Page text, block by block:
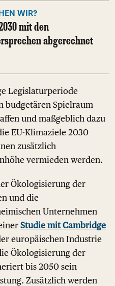
WIR?
mit den
abgerechnet
Legislaturperiode
budgetären Spielraum
und maßgeblich dazu
EU-Klimaziele 2030
zusätzlich
vermieden werden.
Ökologisierung der
und die
Unternehmen
Studie mit Cambridge
europäischen Industrie
Ökologisierung der
bis 2050 sein
Zusätzlich werden